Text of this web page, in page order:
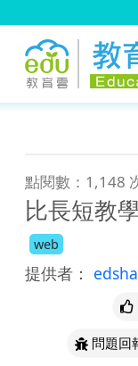
點閱數：1,148
比長短教
web
提供者：
問題回